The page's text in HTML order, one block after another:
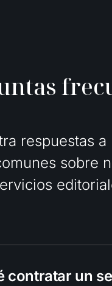
ntas frec
respuestas a
sobre
contratar un